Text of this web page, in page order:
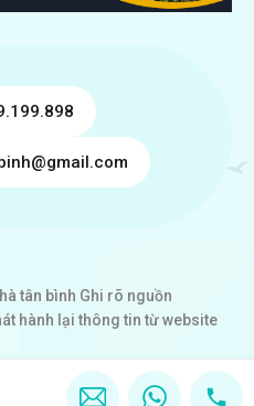
tân bình Ghi rõ nguồn
hành lại thông tin từ website
VICTORY REAL